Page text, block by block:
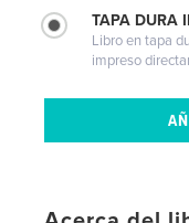
TAPA DURA
Libro en tapa
impreso